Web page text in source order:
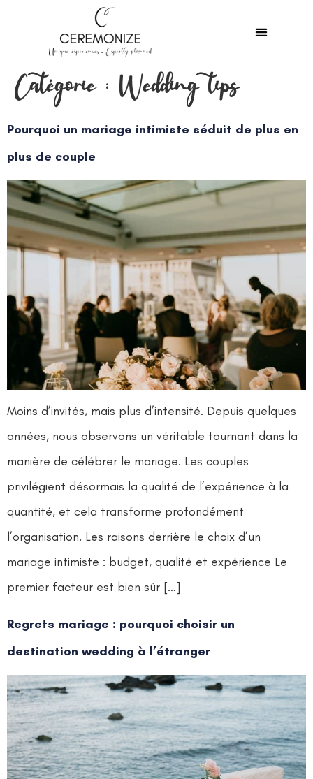
Catégorie : Wedding tips
Pourquoi un mariage intimiste séduit de plus en
plus de couple
Moins d’invités, mais plus d’intensité. Depuis quelques
années, nous observons un véritable tournant dans la
manière de célébrer le mariage. Les couples
privilégient désormais la qualité de l’expérience à la
quantité, et cela transforme profondément
l’organisation. Les raisons derrière le choix d’un
mariage intimiste : budget, qualité et expérience Le
premier facteur est bien sûr […]
Regrets mariage : pourquoi choisir un
destination wedding à l’étranger